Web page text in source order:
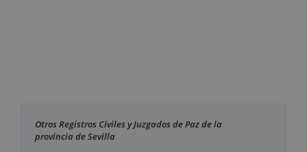
Otros Registros Civiles y Juzgados de Paz de la
provincia de Sevilla